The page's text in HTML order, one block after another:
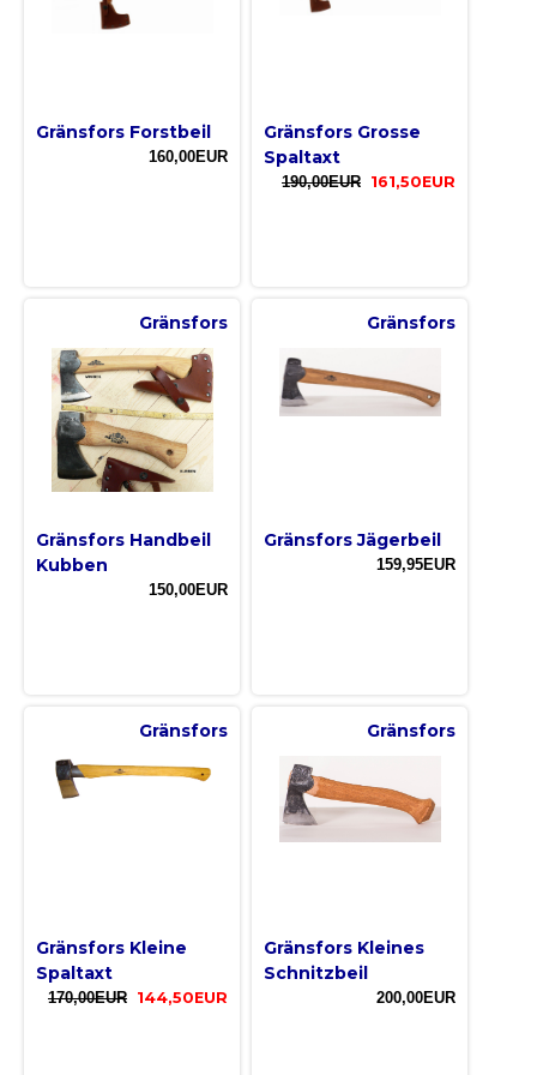
Gränsfors Forstbeil
160,00EUR
Gränsfors Grosse
Spaltaxt
190,00EUR 161,50EUR
Gränsfors
Gränsfors Handbeil
Kubben
150,00EUR
Gränsfors
Gränsfors Jägerbeil
159,95EUR
Gränsfors
Gränsfors Kleine
Spaltaxt
170,00EUR 144,50EUR
Gränsfors
Gränsfors Kleines
Schnitzbeil
200,00EUR